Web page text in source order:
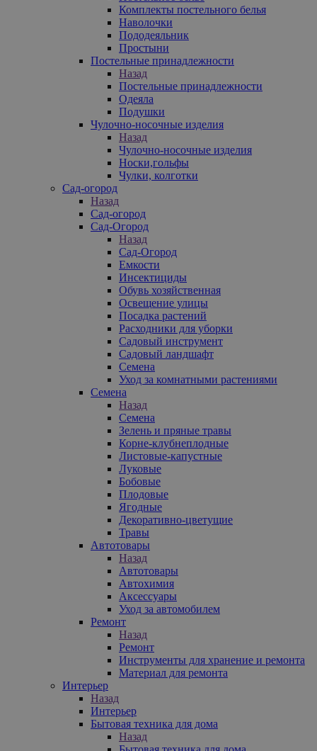
Комплекты постельного белья
Наволочки
Пододеяльник
Простыни
Постельные принадлежности
Назад
Постельные принадлежности
Одеяла
Подушки
Чулочно-носочные изделия
Назад
Чулочно-носочные изделия
Носки,гольфы
Чулки, колготки
Сад-огород
Назад
Сад-огород
Сад-Огород
Назад
Сад-Огород
Емкости
Инсектициды
Обувь хозяйственная
Освещение улицы
Посадка растений
Расходники для уборки
Садовый инструмент
Садовый ландшафт
Семена
Уход за комнатными растениями
Семена
Назад
Семена
Зелень и пряные травы
Корне-клубнеплодные
Листовые-капустные
Луковые
Бобовые
Плодовые
Ягодные
Декоративно-цветущие
Травы
Автотовары
Назад
Автотовары
Автохимия
Аксессуары
Уход за автомобилем
Ремонт
Назад
Ремонт
Инструменты для хранение и ремонта
Материал для ремонта
Интерьер
Назад
Интерьер
Бытовая техника для дома
Назад